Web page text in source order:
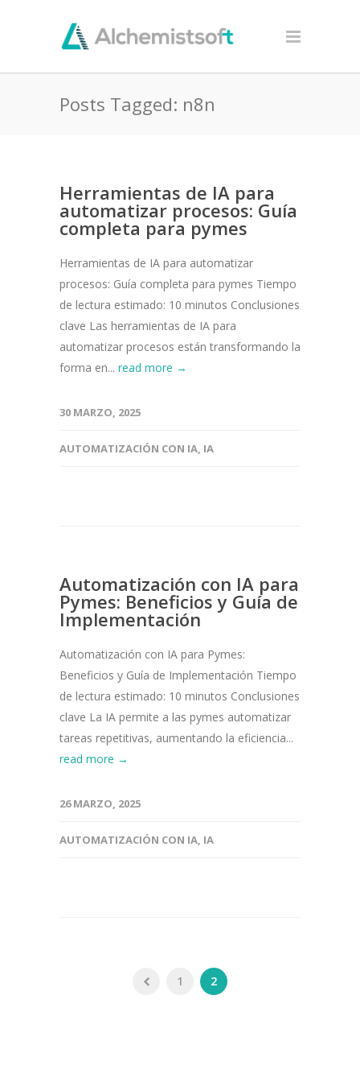
Posts Tagged: n8n
Herramientas de IA para
automatizar procesos: Guía
completa para pymes
Herramientas de IA para automatizar
procesos: Guía completa para pymes Tiempo
de lectura estimado: 10 minutos Conclusiones
clave Las herramientas de IA para
automatizar procesos están transformando la
forma en... read more →
30 MARZO, 2025
AUTOMATIZACIÓN CON IA, IA
Automatización con IA para
Pymes: Beneficios y Guía de
Implementación
Automatización con IA para Pymes:
Beneficios y Guía de Implementación Tiempo
de lectura estimado: 10 minutos Conclusiones
clave La IA permite a las pymes automatizar
tareas repetitivas, aumentando la eficiencia...
read more →
26 MARZO, 2025
AUTOMATIZACIÓN CON IA, IA
1 2